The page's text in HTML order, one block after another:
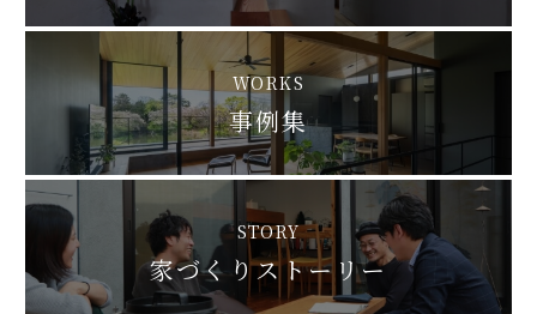
WORKS
事例集
STORY
家づくりストーリー